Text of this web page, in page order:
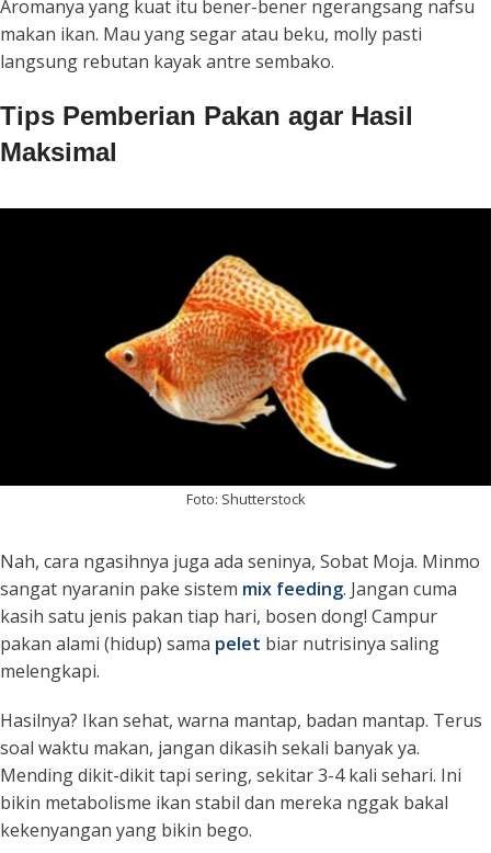
Aromanya yang kuat itu bener-bener ngerangsang nafsu
makan ikan. Mau yang segar atau beku, molly pasti
langsung rebutan kayak antre sembako.
Tips Pemberian Pakan agar Hasil
Maksimal
Foto: Shutterstock
Nah, cara ngasihnya juga ada seninya, Sobat Moja. Minmo
sangat nyaranin pake sistem mix feeding. Jangan cuma
kasih satu jenis pakan tiap hari, bosen dong! Campur
pakan alami (hidup) sama pelet biar nutrisinya saling
melengkapi.
Hasilnya? Ikan sehat, warna mantap, badan mantap. Terus
soal waktu makan, jangan dikasih sekali banyak ya.
Mending dikit-dikit tapi sering, sekitar3-4 kali sehari. Ini
bikin metabolisme ikan stabil dan mereka nggak bakal
kekenyangan yang bikin bego.